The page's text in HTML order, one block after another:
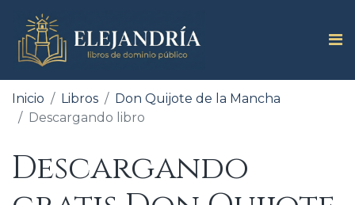
Inicio Libros
Don Quijote de la Mancha
Descargando libro
Descargando